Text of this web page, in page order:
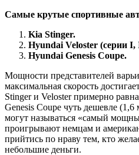
Самые крутые спортивные
Kia Stinger.
Hyundai Veloster (серии
Hyundai Genesis Coupe.
Мощности представителей
максимальная скорость
Stinger и Veloster примерно
Genesis Coupe чуть дешевле
могут называться «самый
проигрывают немцам и
прийтись по нраву тем, кто
небольшие деньги.